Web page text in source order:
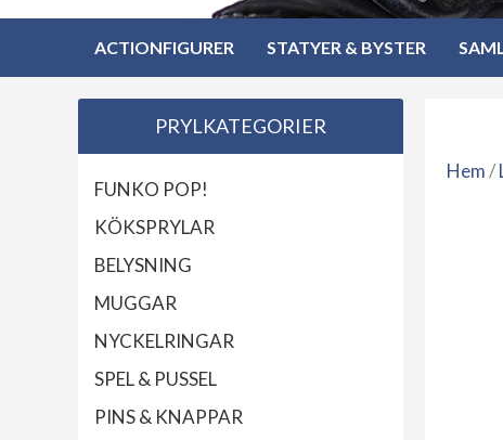
ACTIONFIGURER STATYER & BYSTER
Hem/
PRYLKATEGORIER
FUNKO POP!
KÖKSPRYLAR
BELYSNING
MUGGAR
NYCKELRINGAR
SPEL & PUSSEL
PINS & KNAPPAR